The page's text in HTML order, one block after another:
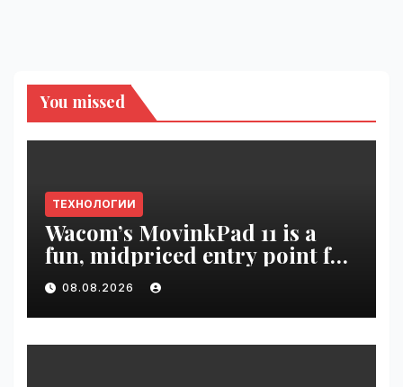
You missed
ТЕХНОЛОГИИ
Wacom’s MovinkPad 11 is a
fun, midpriced entry point for
digital artists | VseTime.ru
08.08.2026